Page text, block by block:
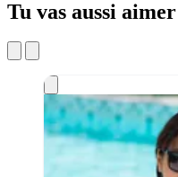
Tu vas aussi aimer